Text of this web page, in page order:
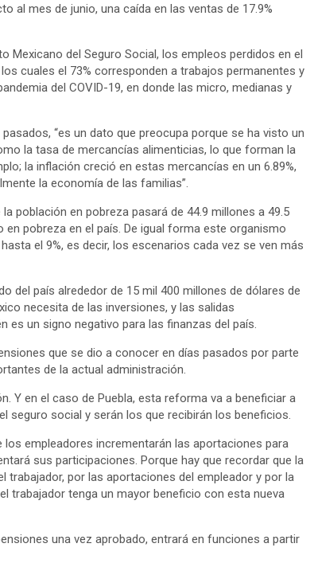
al mes de junio, una caída en las ventas de 17.9%
del Seguro Social, los empleos perdidos en el
cuales el 73% corresponden a trabajos permanentes y
del COVID-19, en donde las micro, medianas y
“es un dato que preocupa porque se ha visto un
la tasa de mercancías alimenticias, lo que forman la
la inflación creció en estas mercancías en un 6.89%,
la economía de las familias”.
población en pobreza pasará de 44.9 millones a 49.5
pobreza en el país. De igual forma este organismo
el 9%, es decir, los escenarios cada vez se ven más
del país alrededor de 15 mil 400 millones de dólares de
necesita de las inversiones, y las salidas
es un signo negativo para las finanzas del país.
que se dio a conocer en días pasados por parte
de la actual administración.
Y en el caso de Puebla, esta reforma va a beneficiar a
seguro social y serán los que recibirán los beneficios.
empleadores incrementarán las aportaciones para
sus participaciones. Porque hay que recordar que la
por las aportaciones del empleador y por la
trabajador tenga un mayor beneficio con esta nueva
una vez aprobado, entrará en funciones a partir